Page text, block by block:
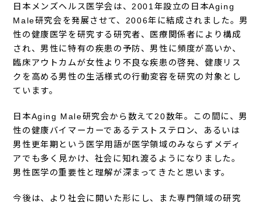
日本メンズヘルス医学会は、2001年設立の日本Aging
Male研究会を発展させて、2006年に結成されました。男
性の健康医学を研究する研究者、医療関係者により構成
され、男性に特有の疾患の予防、男性に頻度が高いか、
臨床アウトカムが女性より不良な疾患の啓発、健康リス
クを高める男性の生活様式の行動変容を研究の対象とし
ています。
日本Aging Male研究会から数えて20数年。この間に、男
性の健康バイマーカーであるテストステロン、あるいは
男性更年期という医学用語が医学領域のみならずメディ
アでも多く見かけ、社会に知れ渡るようになりました。
男性医学の重要性と理解が深まってきたと思います。
今後は、より社会に開いた形にし、また専門領域の研究